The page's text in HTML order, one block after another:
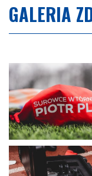
GALERIA